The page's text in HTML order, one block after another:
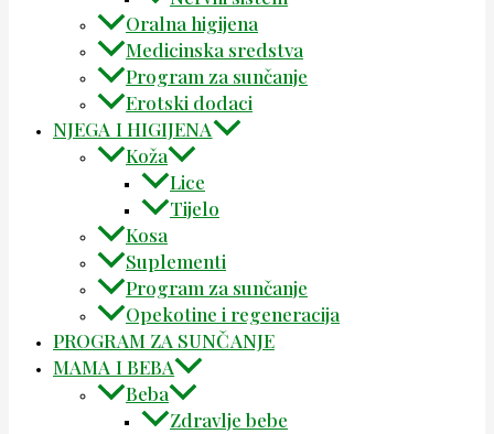
Oralna higijena
Medicinska sredstva
Program za sunčanje
Erotski dodaci
NJEGA I HIGIJENA
Koža
Lice
Tijelo
Kosa
Suplementi
Program za sunčanje
Opekotine i regeneracija
PROGRAM ZA SUNČANJE
MAMA I BEBA
Beba
Zdravlje bebe